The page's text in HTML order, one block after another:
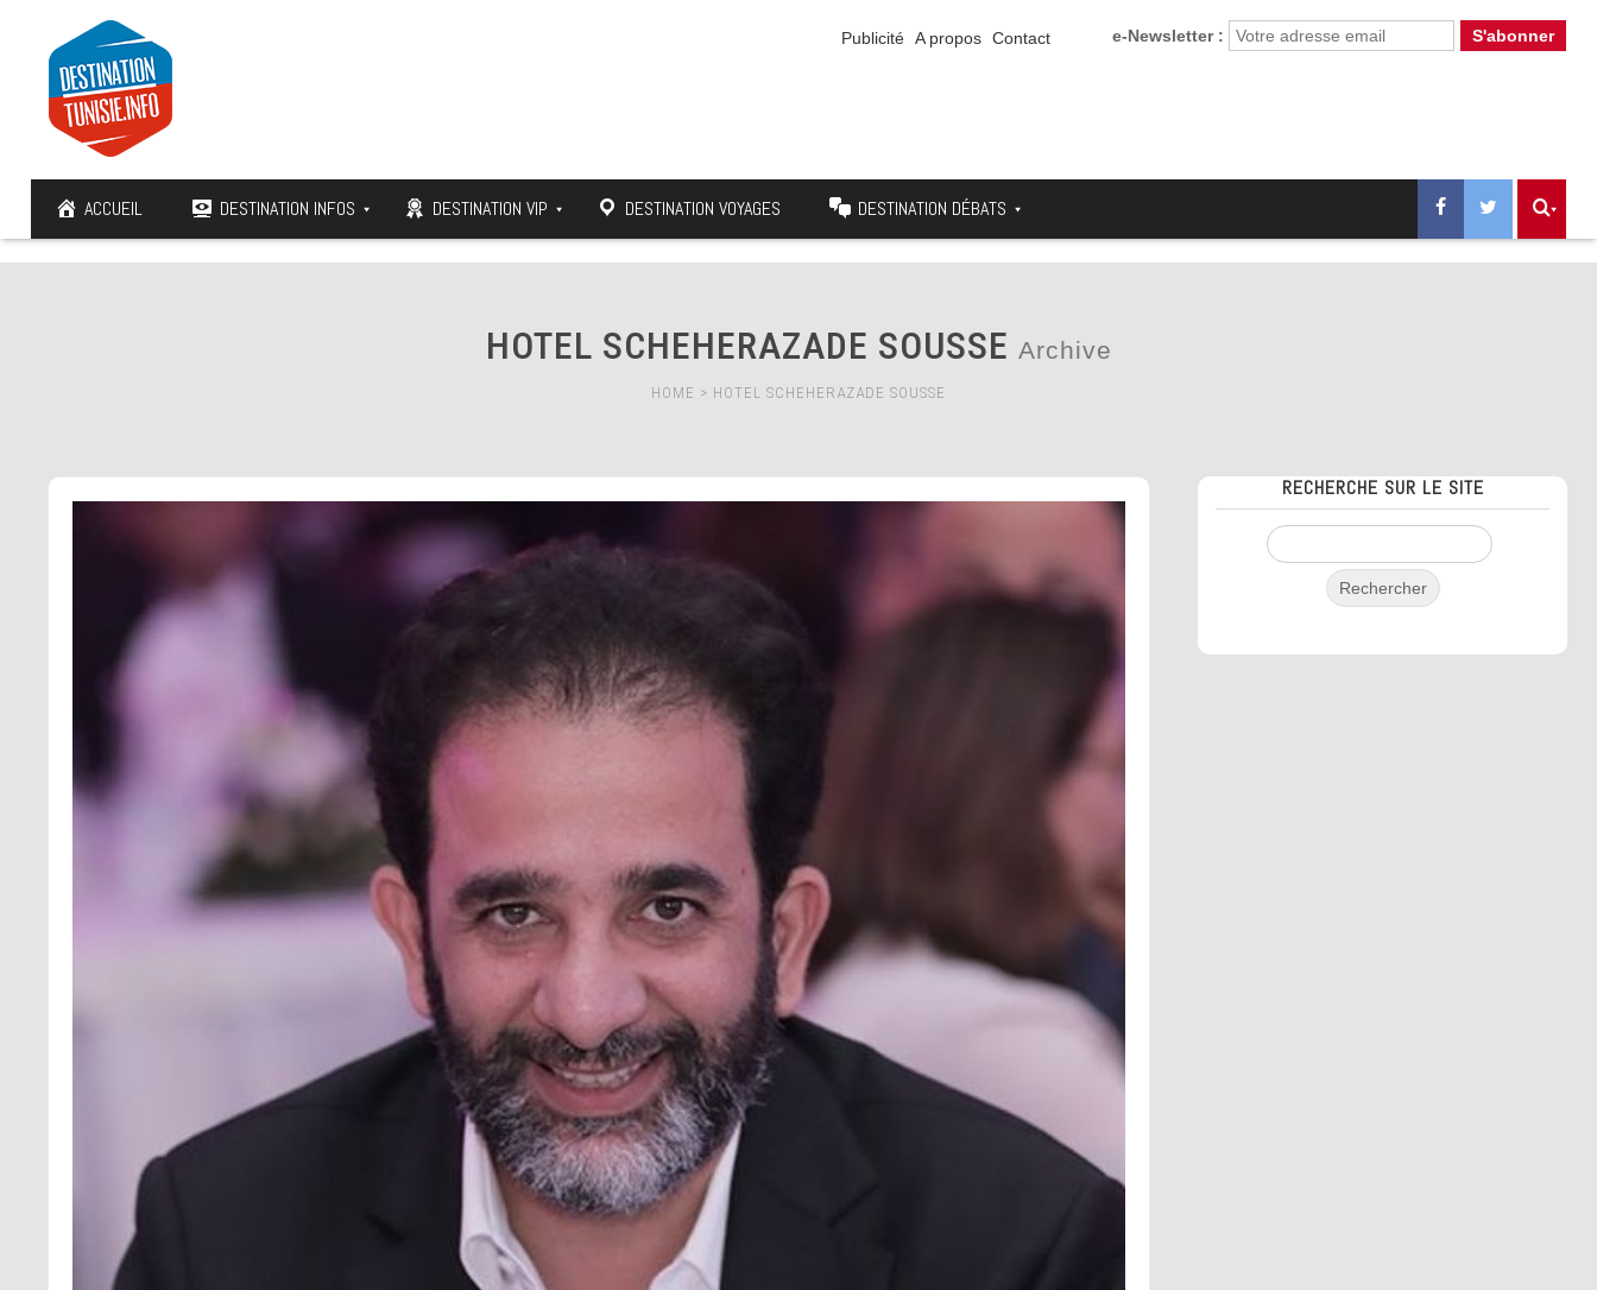
e-Newsletter :
Publicité A propos Contact
ACCUEIL DESTINATION INFOS DESTINATION VIP DESTINATION VOYAGES DESTINATION DÉBATS
HOTEL SCHEHERAZADE SOUSSE Archive
HOME > HOTEL SCHEHERAZADE SOUSSE
RECHERCHE SUR LE SITE